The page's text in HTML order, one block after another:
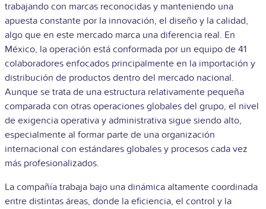
trabajando con marcas reconocidas y manteniendo una
apuesta constante por la innovación, el diseño y la calidad,
algo que en este mercado marca una diferencia real. En
México, la operación está conformada por un equipo de 41
colaboradores enfocados principalmente en la importación y
distribución de productos dentro del mercado nacional.
Aunque se trata de una estructura relativamente pequeña
comparada con otras operaciones globales del grupo, el nivel
de exigencia operativa y administrativa sigue siendo alto,
especialmente al formar parte de una organización
internacional con estándares globales y procesos cada vez
más profesionalizados.
La compañía trabaja bajo una dinámica altamente coordinada
entre distintas áreas, donde la eficiencia, el control y la